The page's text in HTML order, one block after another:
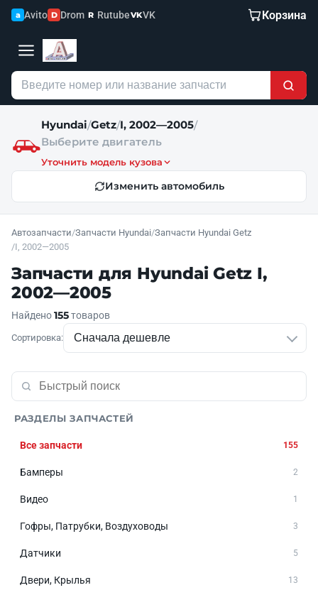
a Avito D Drom R RutubeVKVK Корзина
Hyundai/Getz/I, 2002—2005/
Выберите двигатель
Уточнить модель кузова
Изменить автомобиль
Автозапчасти/Запчасти Hyundai/Запчасти Hyundai Getz
/I, 2002—2005
Запчасти для Hyundai Getz I,
2002—2005
Найдено155товаров
Сортировка:
РАЗДЕЛЫ ЗАПЧАСТЕЙ
Все запчасти 155
Бамперы 2
Видео 1
Гофры, Патрубки, Воздуховоды 3
Датчики 5
Двери, Крылья 13